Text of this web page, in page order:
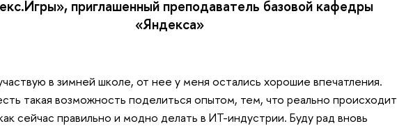
приглашенный преподаватель базовой кафедры
«Яндекса»
в зимней школе, от нее у меня остались хорошие впечатления.
такая возможность поделиться опытом, тем, что реально происходит
сейчас правильно и модно делать в ИТ-индустрии. Буду рад вновь